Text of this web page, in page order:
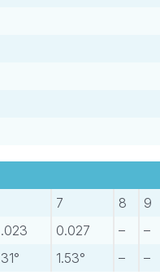
7 8 9
0.027 – –
1.53° – –